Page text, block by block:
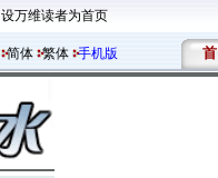
设万维读者为首页
简体 繁体 手机版 首